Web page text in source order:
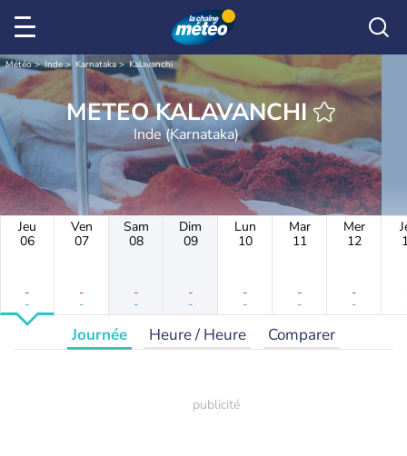
Météo Inde Karnataka Kalavanchi
METEO KALAVANCHI
Inde (Karnataka)
Jeu
06
-
-
Ven
07
-
-
Sam
08
-
-
Dim
09
-
-
Lun
10
-
-
Mar
11
-
-
Mer
12
-
-
Journée Heure / Heure Comparer